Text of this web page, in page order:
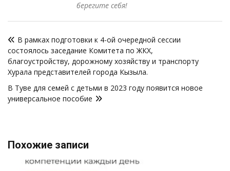
берегите себя!
по
записям
В рамках подготовки к 4-ой очередной сессии
состоялось заседание Комитета по ЖКХ,
благоустройству, дорожному хозяйству и транспорту
Хурала представителей города Кызыла.
В Туве для семей с детьми в 2023 году появится новое
универсальное пособие
Похожие записи